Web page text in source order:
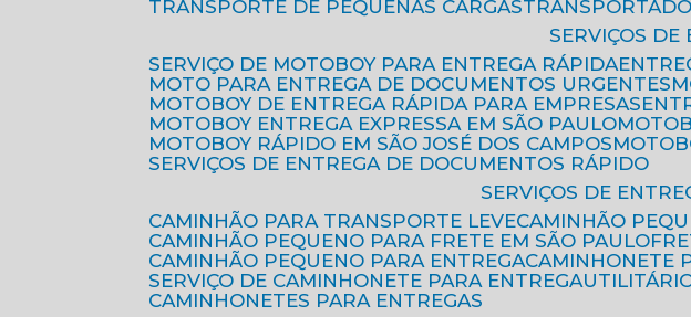
TRANSPORTE DE PEQUENAS CARGAS
SERVIÇOS
SERVIÇO DE MOTOBOY PARA ENTREGA RÁPIDA
MOTO PARA ENTREGA DE DOCUMENTOS URGENTES
MOTOBOY DE ENTREGA RÁPIDA PARA EMPRESAS
MOTOBOY ENTREGA EXPRESSA EM SÃO PAULO
MOTOBOY RÁPIDO EM SÃO JOSÉ DOS CAMPOS
SERVIÇOS DE ENTREGA DE DOCUMENTOS RÁPIDO
SERVIÇOS DE
CAMINHÃO PARA TRANSPORTE LEVE
CAMINHÃO
CAMINHÃO PEQUENO PARA FRETE EM SÃO PAULO
CAMINHÃO PEQUENO PARA ENTREGA CAMINHONETE
SERVIÇO DE CAMINHONETE PARA ENTREGA
CAMINHONETES PARA ENTREGAS